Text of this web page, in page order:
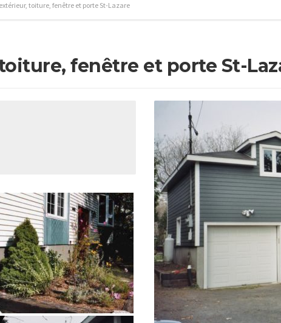
toiture, fenêtre et porte St-Lazare
fenêtre et porte St-